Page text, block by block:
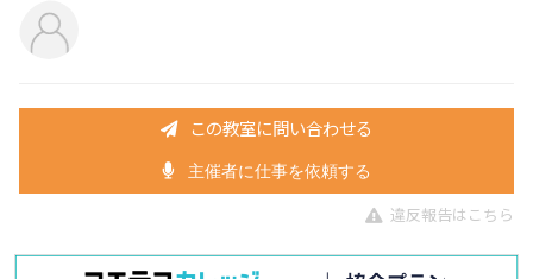
この教室に問い合わせる
主催者に仕事を依頼する
違反報告はこちら